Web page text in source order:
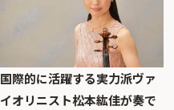
国際的に活躍する実力派ヴァ
イオリニスト松本紘佳が奏で